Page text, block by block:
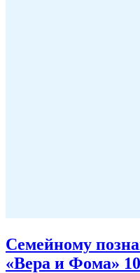
Семейному
«Вера и Фома»